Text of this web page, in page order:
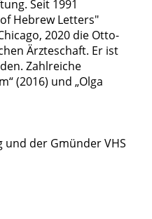
Seit 1991
Hebrew Letters"
2020 die Otto-
Ärzteschaft. Er ist
Zahlreiche
(2016) und „Olga
und der Gmünder VHS